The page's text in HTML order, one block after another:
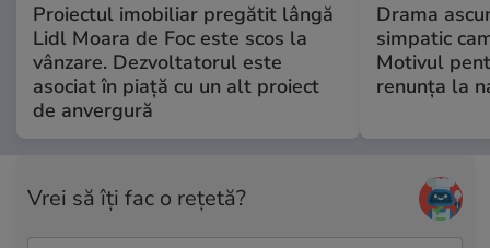
Proiectul imobiliar pregătit lângă
Lidl Moara de Foc este scos la
vânzare. Dezvoltatorul este
asociat în piață cu un alt proiect
de anvergură
Drama
simpatic
Motivul
renunța la
Vrei să îți fac o rețetă?